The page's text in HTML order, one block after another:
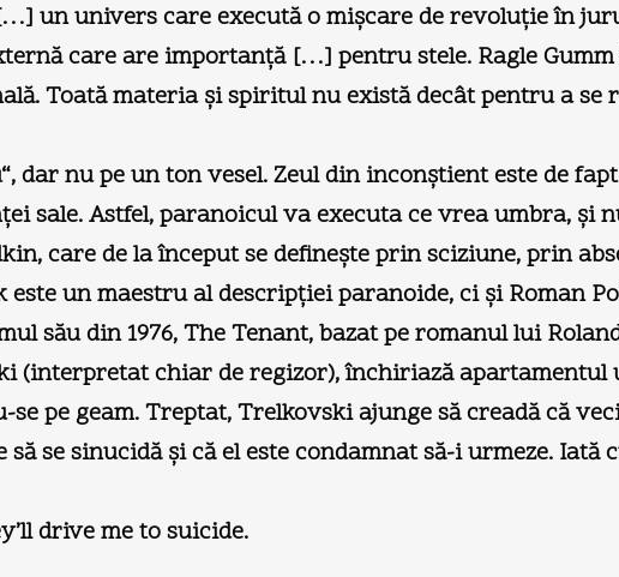
un univers care execută o mişcare de revoluţie în
care are importanţă […] pentru stele. Ragle
Toată materia şi spiritul nu există decât pentru a
dar nu pe un ton vesel. Zeul din inconştient este de
sale. Astfel, paranoicul va executa ce vrea umbra, şi
care de la început se defineşte prin sciziune, prin
este un maestru al descripţiei paranoide, ci şi Roman
său din 1976, The Tenant, bazat pe romanul lui
chiar de regizor), închiriază apartamentul
pe geam. Treptat, Trelkovski ajunge să creadă că
se sinucidă şi că el este condamnat să-i urmeze. Iată
drive me to suicide.